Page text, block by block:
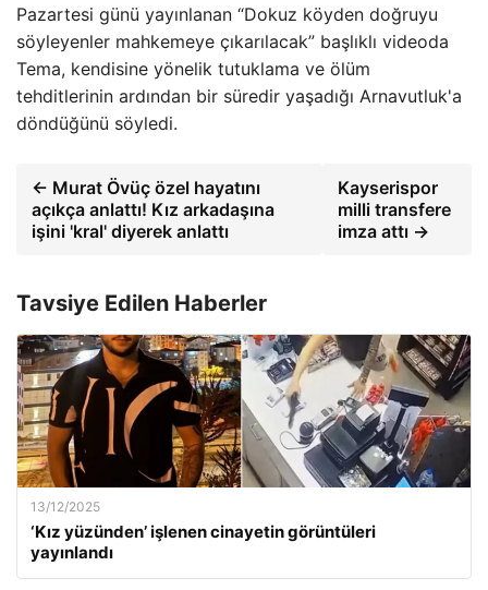
Pazartesi günü yayınlanan “Dokuz köyden doğruyu
söyleyenler mahkemeye çıkarılacak” başlıklı videoda
Tema, kendisine yönelik tutuklama ve ölüm
tehditlerinin ardından bir süredir yaşadığı Arnavutluk'a
döndüğünü söyledi.
← Murat Övüç özel hayatını
açıkça anlattı! Kız arkadaşına
işini 'kral' diyerek anlattı
Kayserispor
milli transfere
imza attı →
Tavsiye Edilen Haberler
13/12/2025
‘Kız yüzünden’ işlenen cinayetin görüntüleri
yayınlandı